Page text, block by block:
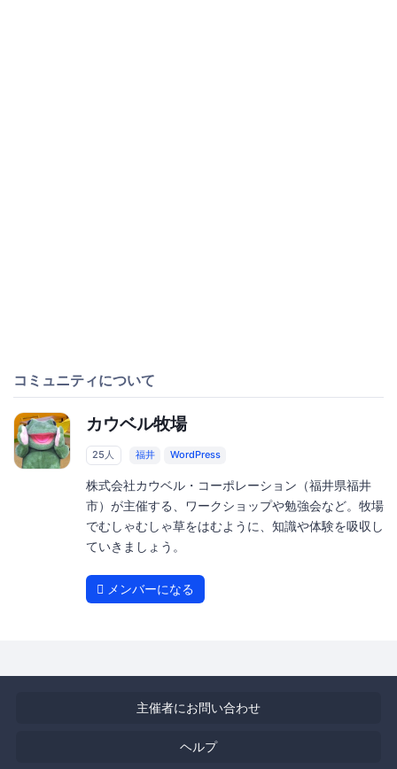
コミュニティについて
カウベル牧場
25人 福井 WordPress
株式会社カウベル・コーポレーション（福井県福井
市）が主催する、ワークショップや勉強会など。牧場
でむしゃむしゃ草をはむように、知識や体験を吸収し
ていきましょう。
メンバーになる
主催者にお問い合わせ
ヘルプ